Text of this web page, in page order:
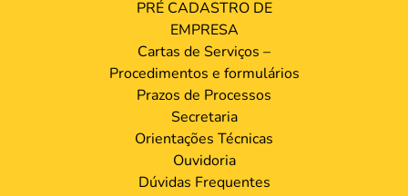
PRÉ CADASTRO DE
EMPRESA
Cartas de Serviços –
Procedimentos e formulários
Prazos de Processos
Secretaria
Orientações Técnicas
Ouvidoria
Dúvidas Frequentes